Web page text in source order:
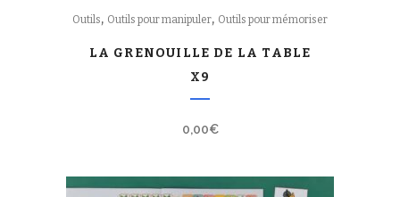
Outils, Outils pour manipuler, Outils pour mémoriser
LA GRENOUILLE DE LA TABLE
X9
0,00€